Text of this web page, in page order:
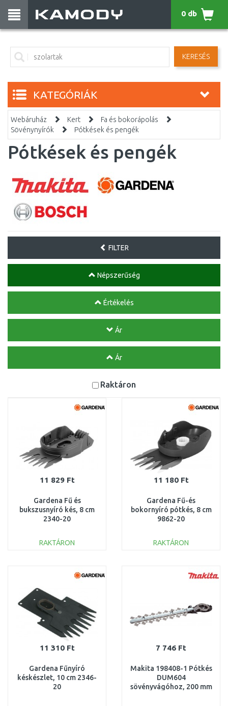
KERESÉS
0 db
KATEGÓRIÁK
Webáruház Kert
Fa és bokorápolás
Sövénynyírók
Pótkések és pengék
Pótkések és pengék
FILTER
Népszerűség
Értékelés
Ár
Ár
Raktáron
11 829 Ft
Gardena Fű és
bukszusnyíró kés, 8 cm
2340-20
RAKTÁRON
Összehasonlítás
11 180 Ft
Gardena Fű-és
bokornyíró pótkés, 8 cm
9862-20
RAKTÁRON
Összehasonlítás
11 310 Ft
Gardena Fűnyíró
késkészlet, 10 cm 2346-
20
7 746 Ft
Makita 198408-1 Pótkés
DUM604
sövényvágóhoz, 200 mm